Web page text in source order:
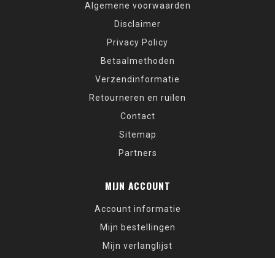
Algemene voorwaarden
Disclaimer
Privacy Policy
Betaalmethoden
Verzendinformatie
Retourneren en ruilen
Contact
Sitemap
Partners
MIJN ACCOUNT
Account informatie
Mijn bestellingen
Mijn verlanglijst